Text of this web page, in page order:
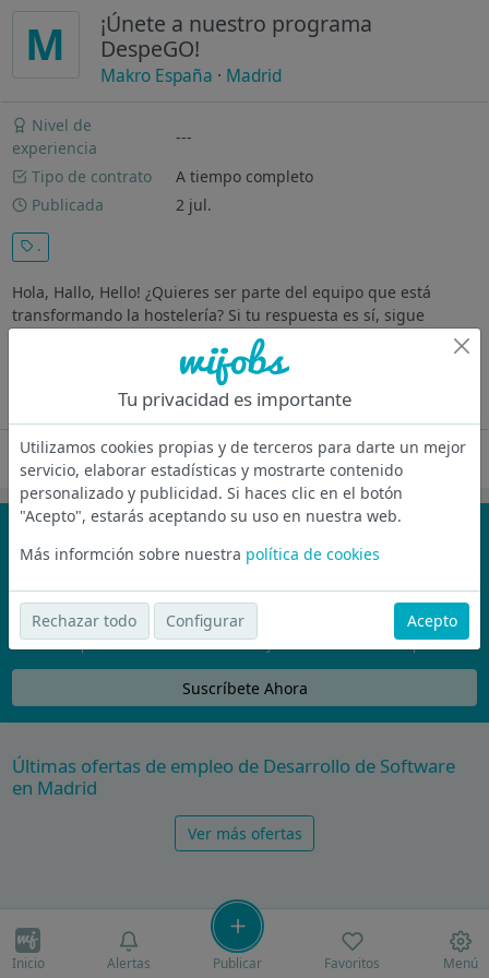
M
¡Únete a nuestro programa
DespeGO!
Makro España · Madrid
Nivel de
experiencia
---
Tipo de contrato
A tiempo completo
Publicada
2 jul.
.
Hola, Hallo, Hello! ¿Quieres ser parte del equipo que está
transformando la hostelería? Si tu respuesta es sí, sigue
leyendo porque estás en el lugar correcto. Seguramente hayas
escuchado hablar de nosotros o incluso conozcas a alguien
Oferta desactivada
¡No te pierdas nada!
Únete a la comunidad de wijobs y recibe por email las mejores
ofertas de empleo
Nunca compartiremos tu email con nadie y no te vamos a enviar spam
Suscríbete Ahora
Últimas ofertas de empleo de Desarrollo de Software
en Madrid
Ver más ofertas
Inicio Alertas Publicar Favoritos Menú
Tu privacidad es importante
Utilizamos cookies propias y de terceros para darte un mejor
servicio, elaborar estadísticas y mostrarte contenido
personalizado y publicidad. Si haces clic en el botón
"Acepto", estarás aceptando su uso en nuestra web.
Más informción sobre nuestra política de cookies
Rechazar todo Configurar Acepto